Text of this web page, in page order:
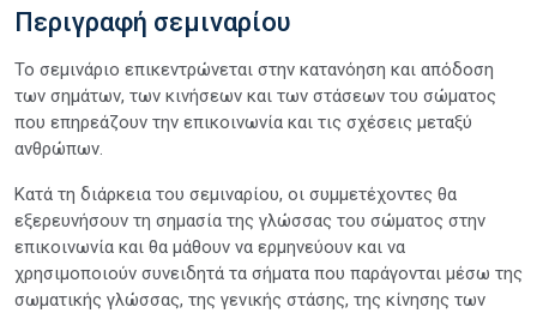
Περιγραφή σεμιναρίου
Το σεμινάριο επικεντρώνεται στην κατανόηση και απόδοση
των σημάτων, των κινήσεων και των στάσεων του σώματος
που επηρεάζουν την επικοινωνία και τις σχέσεις μεταξύ
ανθρώπων.
Κατά τη διάρκεια του σεμιναρίου, οι συμμετέχοντες θα
εξερευνήσουν τη σημασία της γλώσσας του σώματος στην
επικοινωνία και θα μάθουν να ερμηνεύουν και να
χρησιμοποιούν συνειδητά τα σήματα που παράγονται μέσω της
σωματικής γλώσσας, της γενικής στάσης, της κίνησης των